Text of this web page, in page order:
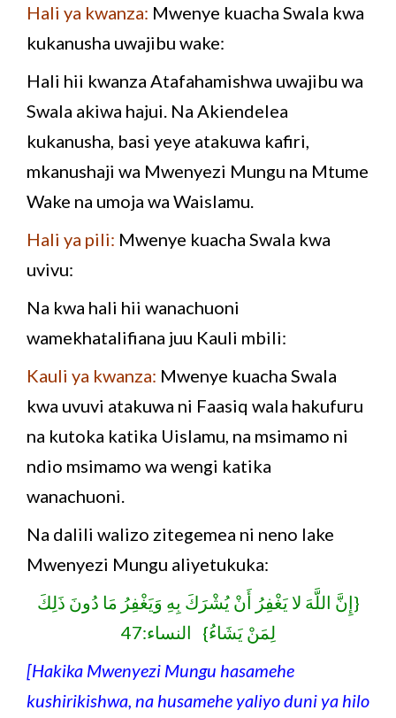
Hali ya kwanza: Mwenye kuacha Swala kwa
kukanusha uwajibu wake:
Hali hii kwanza Atafahamishwa uwajibu wa
Swala akiwa hajui. Na Akiendelea
kukanusha, basi yeye atakuwa kafiri,
mkanushaji wa Mwenyezi Mungu na Mtume
Wake na umoja wa Waislamu.
Hali ya pili: Mwenye kuacha Swala kwa
uvivu:
Na kwa hali hii wanachuoni
wamekhatalifiana juu Kauli mbili:
Kauli ya kwanza: Mwenye kuacha Swala
kwa uvuvi atakuwa ni Faasiq wala hakufuru
na kutoka katika Uislamu, na msimamo ni
ndio msimamo wa wengi katika
wanachuoni.
Na dalili walizo zitegemea ni neno lake
Mwenyezi Mungu aliyetukuka:
{إِنَّ اللَّهَ لا يَغْفِرُ أَنْ يُشْرَكَ بِهِ وَيَغْفِرُ مَا دُونَ ذَلِكَ
لِمَنْ يَشَاءُ} النساء:47
[Hakika Mwenyezi Mungu hasamehe
kushirikishwa, na husamehe yaliyo duni ya hilo